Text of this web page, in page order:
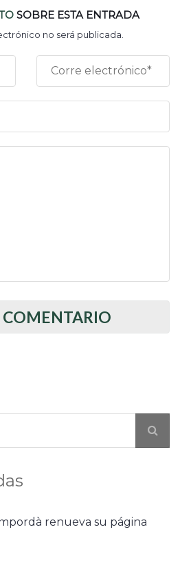
SOBRE ESTA ENTRADA
no será publicada.
renueva su página